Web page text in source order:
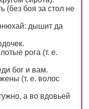
(без боя за стол не
дышит да
рога (т. е.
бог и вам.
(т. е. волос
а во вдовьей